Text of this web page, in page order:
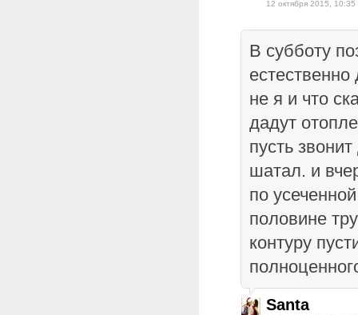
12 октября 2015, 10:35
В субботу
не я и что
дадут
пусть
шатал. и
по
половине
контуру
Santa